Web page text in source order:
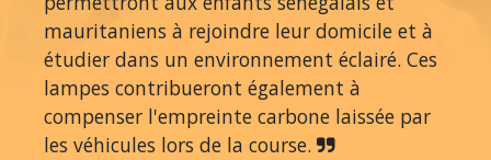
mauritaniens à rejoindre leur domicile et à
étudier dans un environnement éclairé. Ces
lampes contribueront également à
compenser l'empreinte carbone laissée par
les véhicules lors de la course.